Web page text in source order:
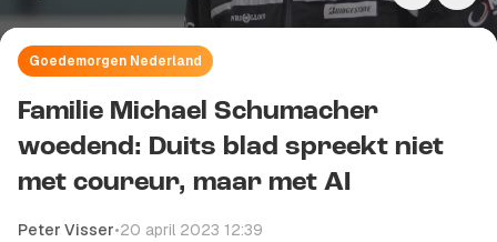
Goedemorgen Nederland
Familie Michael Schumacher
woedend: Duits blad spreekt niet
met coureur, maar met AI
Peter Visser•20 april 2023 12:39